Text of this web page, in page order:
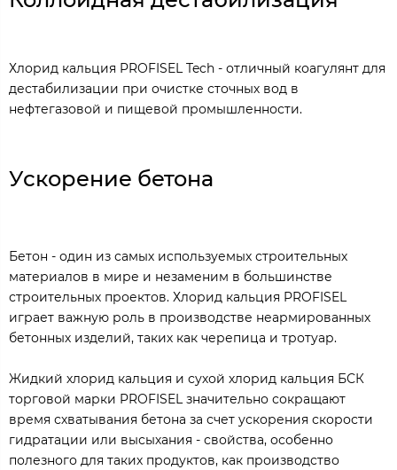
Хлорид кальция PROFISEL Tech - отличный коагулянт для
дестабилизации при очистке сточных вод в
нефтегазовой и пищевой промышленности.
Ускорение бетона
Бетон - один из самых используемых строительных
материалов в мире и незаменим в большинстве
строительных проектов. Хлорид кальция PROFISEL
играет важную роль в производстве неармированных
бетонных изделий, таких как черепица и тротуар.
Жидкий хлорид кальция и сухой хлорид кальция БСК
торговой марки PROFISEL значительно сокращают
время схватывания бетона за счет ускорения скорости
гидратации или высыхания - свойства, особенно
полезного для таких продуктов, как производство